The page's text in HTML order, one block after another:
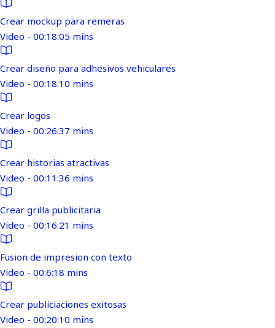
Crear mockup para remeras
Video - 00:18:05 mins
Crear diseño para adhesivos vehiculares
Video - 00:18:10 mins
Crear logos
Video - 00:26:37 mins
Crear historias atractivas
Video - 00:11:36 mins
Crear grilla publicitaria
Video - 00:16:21 mins
Fusion de impresion con texto
Video - 00:6:18 mins
Crear publiciaciones exitosas
Video - 00:20:10 mins